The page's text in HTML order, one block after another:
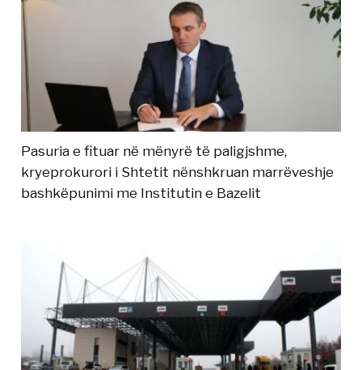
Pasuria e fituar në mënyrë të paligjshme,
kryeprokurori i Shtetit nënshkruan marrëveshje
bashkëpunimi me Institutin e Bazelit